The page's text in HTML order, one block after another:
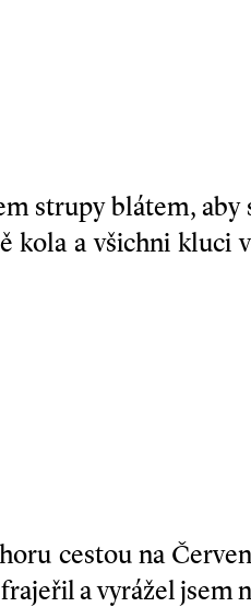
strupy blátem, aby
kola a všichni kluci
cestou na
a vyrážel jsem